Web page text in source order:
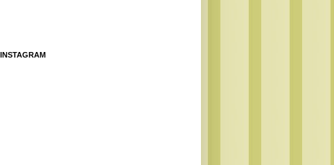
INSTAGRAM